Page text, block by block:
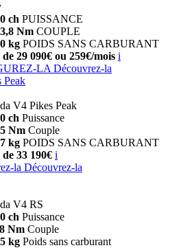
ch PUISSANCE
Nm COUPLE
kg POIDS SANS CARBURANT
29 090€ ou 259€/mois i
LA Découvrez-la
Peak
V4 Pikes Peak
ch Puissance
Nm Couple
kg POIDS SANS CARBURANT
33 190€ i
la Découvrez-la
V4 RS
ch Puissance
Nm Couple
kg Poids sans carburant